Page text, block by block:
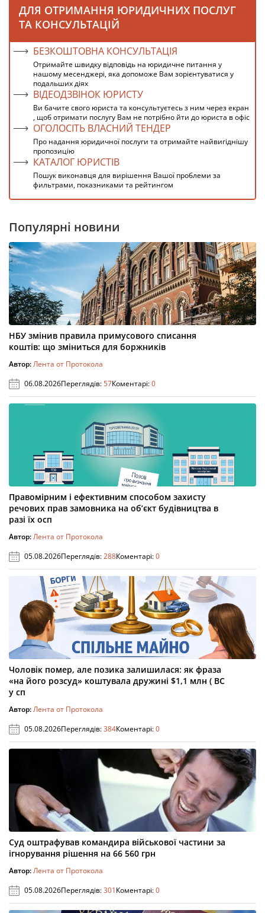
ДЛЯ ОТРИМАННЯ ЮРИДИЧНИХ ПОСЛУГ
ТА КОНСУЛЬТАЦІЙ
БЕЗКОШТОВНА КОНСУЛЬТАЦІЯ
Отримайте швидку відповідь на юридичне питання у
нашому месенджері, яка допоможе Вам зорієнтуватися у
подальших діях
ВІДЕОДЗВІНОК ЮРИСТУ
Ви бачите свого юриста та консультуєтесь з ним через екран
, щоб отримати послугу Вам не потрібно йти до юриста в офіс
ОГОЛОСІТЬ ВЛАСНИЙ ТЕНДЕР
Про надання юридичної послуги та отримайте найвигіднішу
пропозицію
КАТАЛОГ ЮРИСТІВ
Пошук виконавця для вирішення Вашої проблеми за
фильтрами, показниками та рейтингом
Популярні новини
НБУ змінив правила примусового списання
коштів: що зміниться для боржників
Автор:Лента от Протокола
06.08.2026Переглядів:57Коментарі:0
Правомірним і ефективним способом захисту
речових прав замовника на об’єкт будівництва в
разі їх осп
Автор:Лента от Протокола
05.08.2026Переглядів:288Коментарі:0
Чоловік помер, але позика залишилася: як фраза
«на його розсуд» коштувала дружині $1,1 млн ( ВС
у сп
Автор:Лента от Протокола
05.08.2026Переглядів:384Коментарі:0
Суд оштрафував командира військової частини за
ігнорування рішення на 66 560 грн
Автор:Лента от Протокола
05.08.2026Переглядів:301Коментарі:0